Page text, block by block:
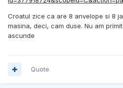
Croatul zice ca are 8 anvelope si 8
masina, deci, cam duse. Nu am
ascunde
Quote